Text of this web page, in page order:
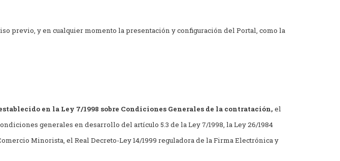
previo, y en cualquier momento la presentación y configuración del Portal, como la
en la Ley 7/1998 sobre Condiciones Generales de la contratación, el
generales en desarrollo del artículo 5.3 de la Ley 7/1998, la Ley 26/1984
Minorista, el Real Decreto-Ley 14/1999 reguladora de la Firma Electrónica y